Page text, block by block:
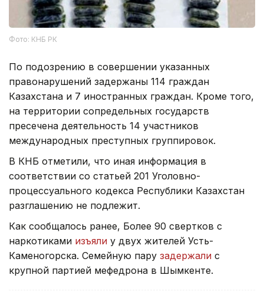
Фото: КНБ РК
По подозрению в совершении указанных
правонарушений задержаны 114 граждан
Казахстана и 7 иностранных граждан. Кроме того,
на территории сопредельных государств
пресечена деятельность 14 участников
международных преступных группировок.
В КНБ отметили, что иная информация в
соответствии со статьей 201 Уголовно-
процессуального кодекса Республики Казахстан
разглашению не подлежит.
Как сообщалось ранее, Более 90 свертков с
наркотиками изъяли у двух жителей Усть-
Каменогорска. Семейную пару задержали с
крупной партией мефедрона в Шымкенте.